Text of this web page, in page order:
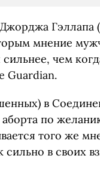
Гэллапа
мнение
чем
Guardian.
в
аборта по
того же
в своих